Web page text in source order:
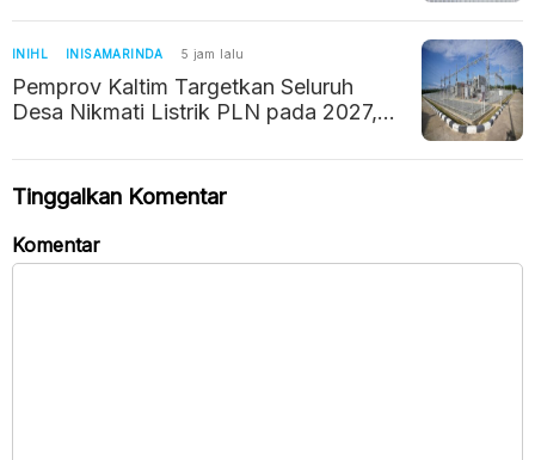
INIHL INISAMARINDA 5 jam lalu
Pemprov Kaltim Targetkan Seluruh
Desa Nikmati Listrik PLN pada 2027,
Tinggalkan Komentar
Komentar